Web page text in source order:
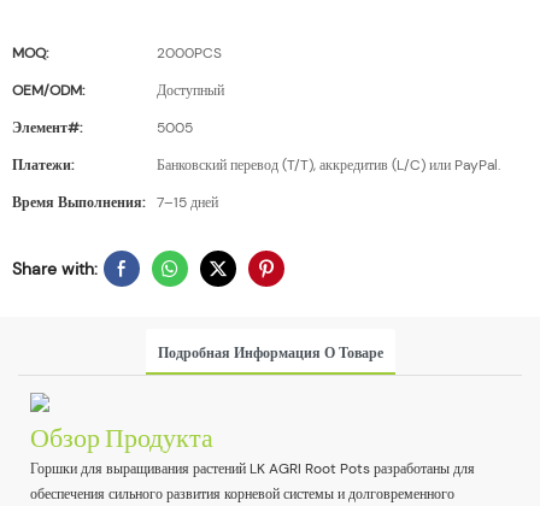
MOQ:
2000PCS
OEM/ODM:
Доступный
Элемент#:
5005
Платежи:
Банковский перевод (T/T), аккредитив (L/C) или PayPal.
Время Выполнения:
7–15 дней
Share with:
Подробная Информация О Товаре
Обзор Продукта
Горшки для выращивания растений LK AGRI Root Pots разработаны для
обеспечения сильного развития корневой системы и долговременного